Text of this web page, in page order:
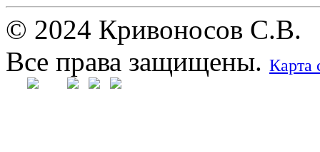
© 2024 Кривоносов С.В.
Все права защищены. Карта